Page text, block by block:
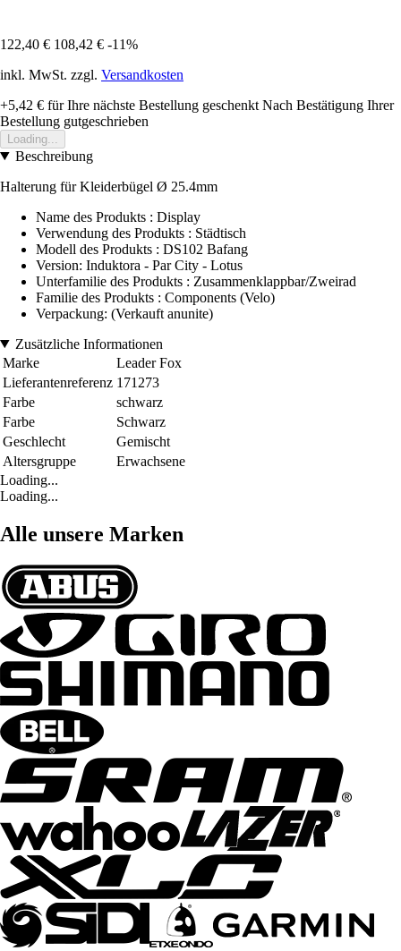
122,40 € 108,42 € -11%
inkl. MwSt. zzgl. Versandkosten
+5,42 € für Ihre nächste Bestellung geschenkt Nach Bestätigung Ihrer
Bestellung gutgeschrieben
Loading...
Beschreibung
Halterung für Kleiderbügel Ø 25.4mm
Name des Produkts : Display
Verwendung des Produkts : Städtisch
Modell des Produkts : DS102 Bafang
Version: Induktora - Par City - Lotus
Unterfamilie des Produkts : Zusammenklappbar/Zweirad
Familie des Produkts : Components (Velo)
Verpackung: (Verkauft anunite)
Zusätzliche Informationen
Marke
Leader Fox
Lieferantenreferenz 171273
Farbe
schwarz
Farbe
Schwarz
Geschlecht
Gemischt
Altersgruppe
Erwachsene
Loading...
Loading...
Alle unsere Marken